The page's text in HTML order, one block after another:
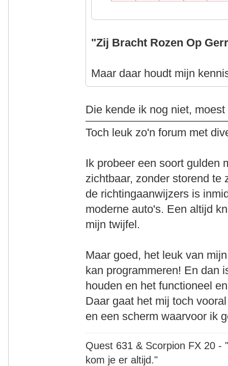
"Zij Bracht Rozen Op
Maar daar houdt mijn
Die kende ik nog niet,
Toch leuk zo'n forum met
Ik probeer een soort gulden
zichtbaar, zonder storend te
de richtingaanwijzers is
moderne auto's. Een altijd
mijn twijfel.
Maar goed, het leuk van
kan programmeren! En dan
houden en het functioneel
Daar gaat het mij toch
en een scherm waarvoor ik
Quest 631 & Scorpion FX 20 -
kom je er altijd."